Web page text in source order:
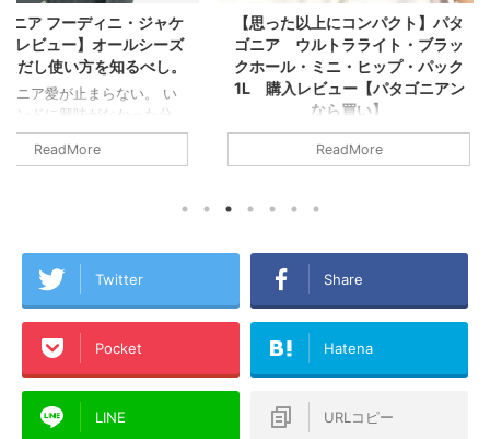
・ジャケ
ルシーズ
知るべし。
ない。 い
かった分、
いる気がす
ていたら
。その理由
んかの参
マジでオ
ェルジャケ
トは薄
防風性能を
【思った以上にコンパクト】パタ
ゴニア ウルトラライト・ブラッ
クホール・ミニ・ヒップ・パック
1L 購入レビュー【パタゴニアン
普段使っているミニショルダーバッグ
に飽きてきたので、画像検索でテキト
ラライト・ブラックホール・ミニ・ヒ
ップ・パック 1Lだ。 ちょうどよさそ
うなサイズ感とヘンテコなカラーリン
グに完全にやられてしまった。パタゴ
ニアの割にそこまで価格も高くないし
手に入りやすい。 せっかく購入した
ま一目ぼれで衝動買いしたが、もとよ
り自分はパタゴニアブランドは結構
【レビュ
Liberty Air
Anker
も、特に音
質・最高コ
よう。 当
れている商
Twitter Share
Pocket Hatena
LINE URLコピー